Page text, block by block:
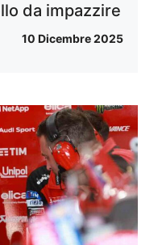
da impazzire
10 Dicembre 2025